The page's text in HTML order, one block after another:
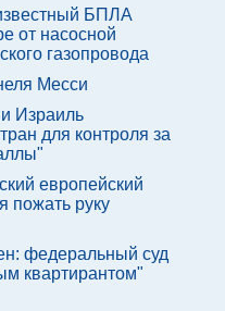
БПЛА
от насосной
газопровода
Месси
Израиль
для контроля за
европейский
пожать руку
федеральный суд
квартирантом"